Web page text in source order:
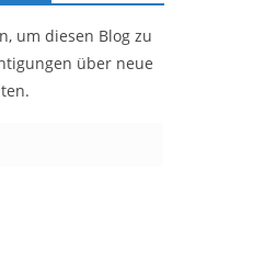
um diesen Blog zu
über neue